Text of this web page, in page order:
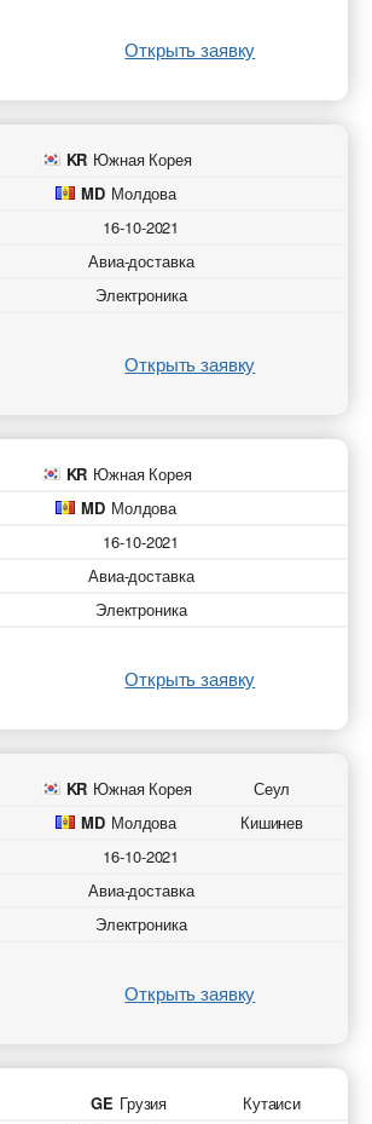
Открыть заявку
KR Южная Корея
MD Молдова
16-10-2021
Авиа-доставка
Электроника
Открыть заявку
KR Южная Корея
MD Молдова
16-10-2021
Авиа-доставка
Электроника
Открыть заявку
KR Южная Корея Сеул
MD Молдова Кишинев
16-10-2021
Авиа-доставка
Электроника
Открыть заявку
GE Грузия Кутаиси